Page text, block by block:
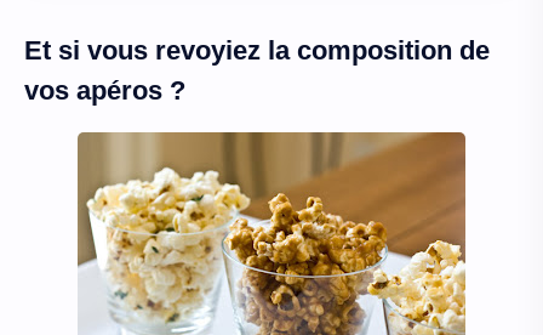
Et si vous revoyiez la composition de
vos apéros ?